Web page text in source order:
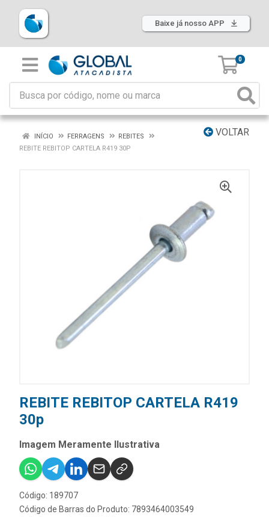
Baixe já nosso APP
0
VOLTAR
INÍCIO FERRAGENS
REBITES
REBITE REBITOP CARTELA R419 30P
REBITE REBITOP CARTELA R419
30p
Imagem Meramente Ilustrativa
Código: 189707
Código de Barras do Produto: 7893464003549